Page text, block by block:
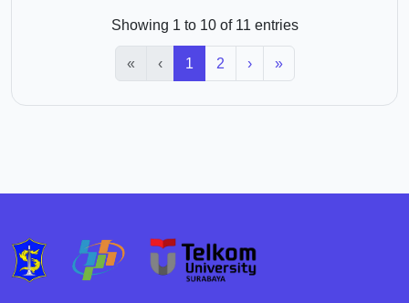
Showing 1 to 10 of 11 entries
« ‹ 1 2 › »